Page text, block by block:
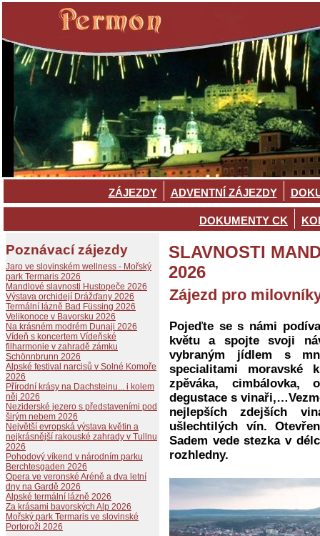
ZÁJEZDY ADVENTNÍ ZÁJEZDY
DOKUMENTY CK
Poznávací zájezdy
Jaro ve slovinském wellness - Mořský
park Termaris 2026
Mandlové slavnosti Hustopeče 2026
Výstava orchidejí Drážďany 2026
Termální lázně Bad Füssing 2026
Velikonoce v Bavorsku 2026
Na krásném modrém Dunaji 2026
Vídeň s koncertem Vídeňské
filharmonie v zahradě zámku
Schönnbrunn 2026
Alpské festival narcisů v Solné Komoře
2026
Přírodní krásy na Dachsteinu... i kolem
něj 2026
Neziderské jezero s představeními pod
širým nebem 2026
Největší evropská výstava květin a
nejkrásnější rakouské zahrady v Tullnu
2026
Pohodový víkend v národním parku
Berchtesgaden 2026
Opera ve veronské Aréně a dva letní
dny na Gardě 2026
Alpské termální lázně 2026
Za krásami bavorských Alp 2026
Mořský park Termaris ve slovinské
Portoroži 2026
SLAVNOSTI
2026
Zájezd pro
Pojeďte se s námi
květu a spojte svoji
vybraným jídlem s
specialitami moravské
zpěváka, cimbálovka,
degustace s
nejlepších zdejších
ušlechtilých vín.
Sadem vede stezka v
rozhledny.